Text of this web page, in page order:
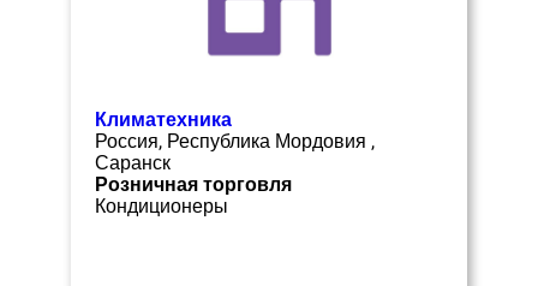
Климатехника
Россия, Республика Мордовия ,
Саранск
Розничная торговля
Кондиционеры